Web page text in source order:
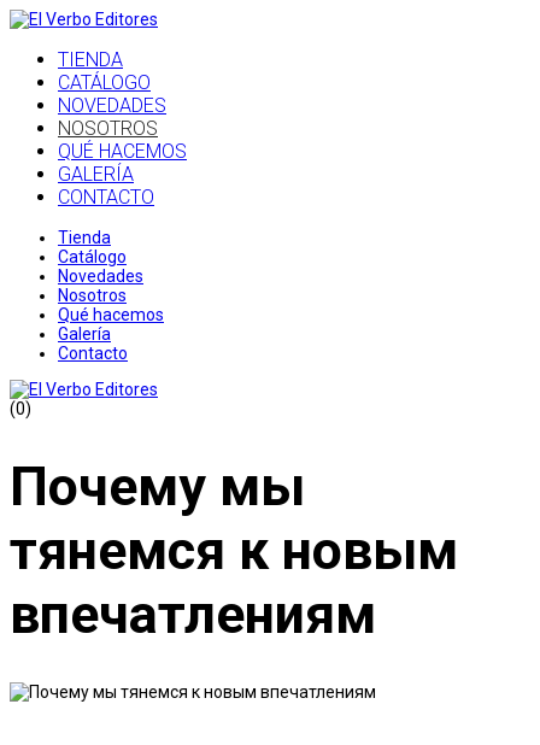
TIENDA
CATÁLOGO
NOVEDADES
NOSOTROS
QUÉ HACEMOS
GALERÍA
CONTACTO
Tienda
Catálogo
Novedades
Nosotros
Qué hacemos
Galería
Contacto
(0)
Почему мы
тянемся к новым
впечатлениям